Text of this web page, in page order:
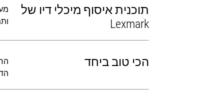
תוכנית איסוף מיכלי דיו של
Lexmark
הכי טוב ביחד